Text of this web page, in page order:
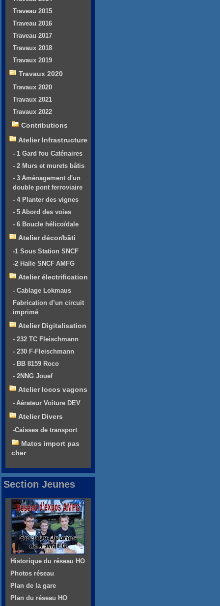
Traveau 2015
Traveau 2016
Traveau 2017
Travaux 2018
Travaux 2019
Travaux 2020
Travaux 2020
Travaux 2021
Travaux 2022
Contributions
Atelier Infrastructure
- 1 Gard fou Caténaires
- 2 Murs et murets bâtis
- 3 Aménagement d'un
double pont ferroviaire
- 4 Planter des vignes
- 5 Abord des voies
- 6 Boucle hélicoïdale
Atelier décor/bâti
-1 Sous Station SNCF
-2 Halle SNCF AMFG
Atelier électrification
- Cablage Lokmaus
Fabrication d’un circuit
imprimé
Atelier Digitalisation
- 232 TC Fleischmann
- 230 F-Fleischmann
- BB 8159 Roco
- 2NNG Jouef
Atelier locos vagons
- Aérateur Voiture DEV
Atelier Divers
-Caisses de transport
Matos import pas
cher
Section Jeunes
Historique du réseau HO
Photos réseau
Plan de la gare
Plan du réseau HO